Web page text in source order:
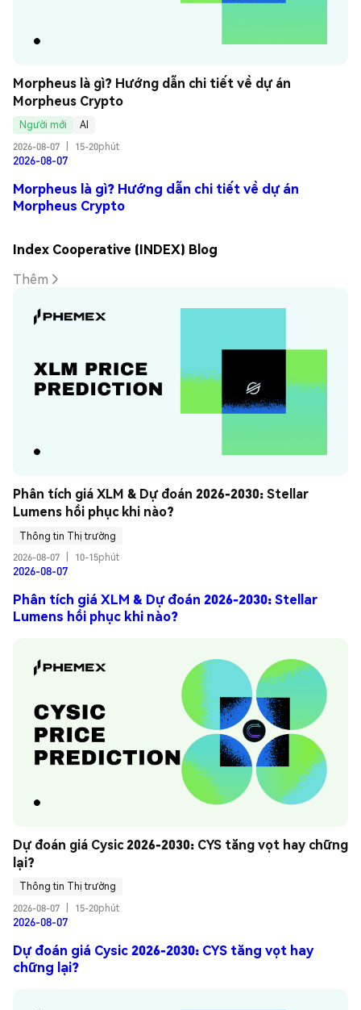
Morpheus là gì? Hướng dẫn chi tiết về dự án
Morpheus Crypto
Người mới
AI
2026-08-07
15-20phút
2026-08-07
Morpheus là gì? Hướng dẫn chi tiết về dự án
Morpheus Crypto
Index Cooperative (INDEX) Blog
Thêm
Phân tích giá XLM & Dự đoán 2026-2030: Stellar
Lumens hồi phục khi nào?
Thông tin Thị trường
2026-08-07
10-15phút
2026-08-07
Phân tích giá XLM & Dự đoán 2026-2030: Stellar
Lumens hồi phục khi nào?
Dự đoán giá Cysic 2026-2030: CYS tăng vọt hay chững
lại?
Thông tin Thị trường
2026-08-07
15-20phút
2026-08-07
Dự đoán giá Cysic 2026-2030: CYS tăng vọt hay
chững lại?